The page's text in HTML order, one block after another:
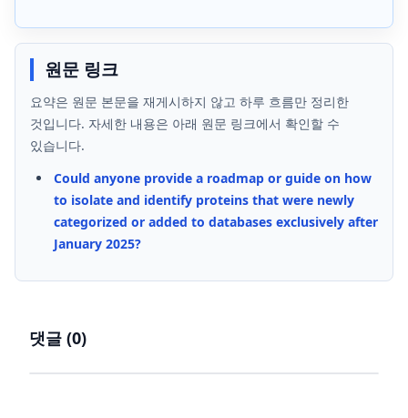
원문 링크
요약은 원문 본문을 재게시하지 않고 하루 흐름만 정리한
것입니다. 자세한 내용은 아래 원문 링크에서 확인할 수
있습니다.
Could anyone provide a roadmap or guide on how
to isolate and identify proteins that were newly
categorized or added to databases exclusively after
January 2025?
댓글 (0)